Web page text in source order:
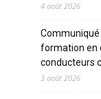
4 août 2026
Communiqué
formation en
conducteurs
3 août 2026